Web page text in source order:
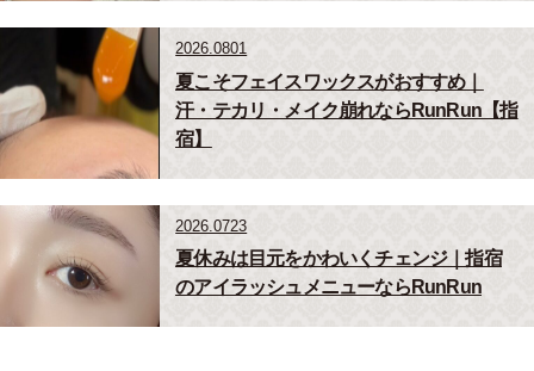
2026.0801
夏こそフェイスワックスがおすすめ｜
汗・テカリ・メイク崩れならRunRun【指
宿】
2026.0723
夏休みは目元をかわいくチェンジ｜指宿
のアイラッシュメニューならRunRun